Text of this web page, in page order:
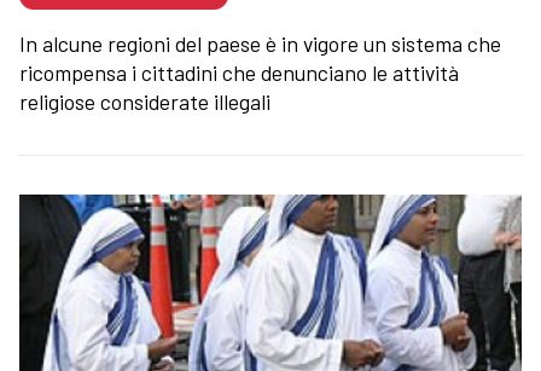
In alcune regioni del paese è in vigore un sistema che
ricompensa i cittadini che denunciano le attività
religiose considerate illegali